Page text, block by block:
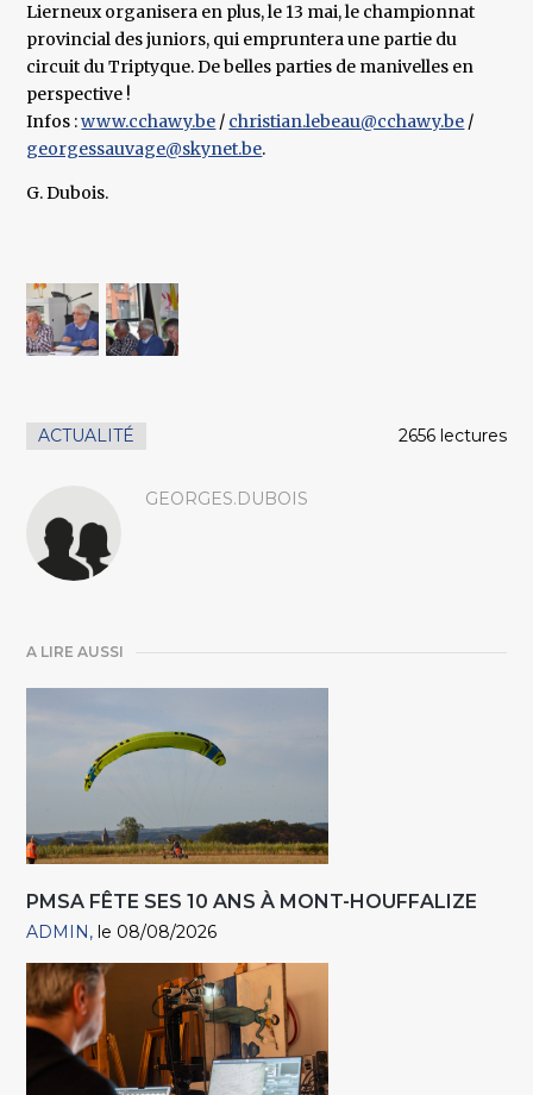
Lierneux organisera en plus, le 13 mai, le championnat
provincial des juniors, qui empruntera une partie du
circuit du Triptyque. De belles parties de manivelles en
perspective !
Infos :www.cchawy.be / christian.lebeau@cchawy.be /
georgessauvage@skynet.be.
G. Dubois.
ACTUALITÉ 2656 lectures
GEORGES.DUBOIS
A LIRE AUSSI
PMSA FÊTE SES 10 ANS À MONT-HOUFFALIZE
ADMIN le 08/08/2026